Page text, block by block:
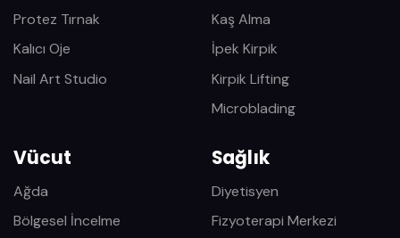
Protez Tırnak
Kalıcı Oje
Nail Art Studio
Kaş Alma
İpek Kirpik
Kirpik Lifting
Microblading
Vücut
Ağda
Bölgesel İncelme
Sağlık
Diyetisyen
Fizyoterapi Merkezi